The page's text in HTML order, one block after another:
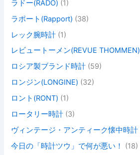
ラドー(RADO) (1)
ラポート(Rapport) (38)
レック腕時計 (1)
レビュートーメン(REVUE THOMMEN)
ロシア製ブランド時計 (59)
ロンジン(LONGINE) (32)
ロント(RONT) (1)
ロータリー時計 (3)
ヴィンテージ・アンティーク懐中時計
今日の「時計ツウ」で何が悪い！
(18)